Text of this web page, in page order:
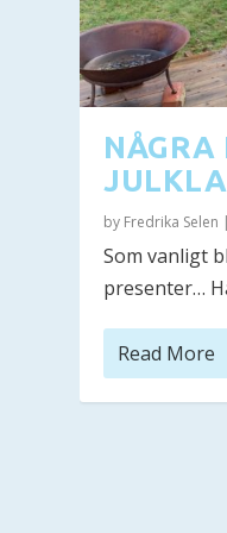
NÅGRA
by Fredrika Selen
Som vanligt
presenter…
Read More